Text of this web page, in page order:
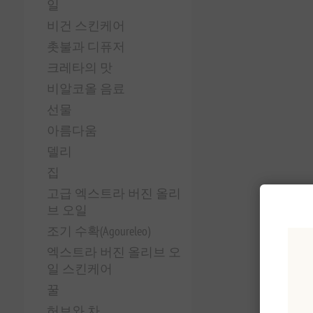
일
비건 스킨케어
촛불과 디퓨저
크레타의 맛
비알코올 음료
선물
아름다움
델리
집
고급 엑스트라 버진 올리
브 오일
조기 수확(Agoureleo)
엑스트라 버진 올리브 오
일 스킨케어
꿀